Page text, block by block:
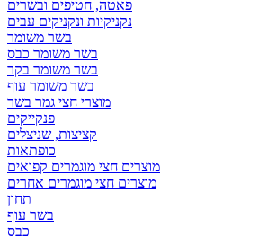
פאטה, חטיפים ובשרים
נקניקיות ונקניקים עבים
בשר משומר
בשר משומר כבס
בשר משומר בקר
בשר משומר עוף
מוצרי חצי גמר בשר
פנקייקים
קציצות, שניצלים
כופתאות
מוצרים חצי מוגמרים קפואים
מוצרים חצי מוגמרים אחרים
תחון
בשר עוף
כבס